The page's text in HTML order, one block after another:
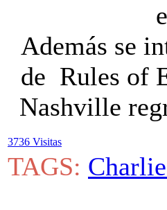
Además se
de Rules of
Nashville
3736 Visitas
TAGS: